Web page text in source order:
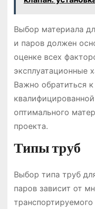
Выбор материала
и паров должен
оценке всех
эксплуатационные
Важно обратиться
оптимального
проекта․
Типы труб
Выбор типа труб
паров зависит от